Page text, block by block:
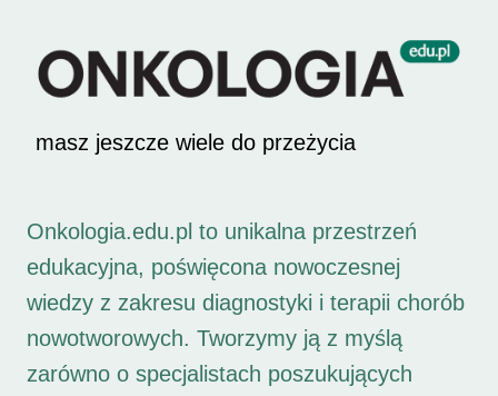
masz jeszcze wiele do przeżycia
Onkologia.edu.pl to unikalna przestrzeń
edukacyjna, poświęcona nowoczesnej
wiedzy z zakresu diagnostyki i terapii chorób
nowotworowych. Tworzymy ją z myślą
zarówno o specjalistach poszukujących